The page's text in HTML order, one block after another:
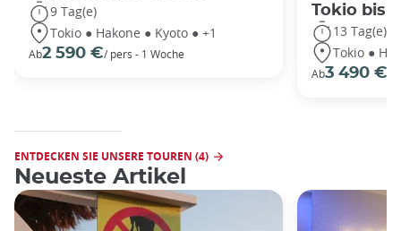
9 Tag(e)
Tokio ● Hakone ● Kyoto ● +1
Ab2 590 €/ pers - 1 Woche
Tokio bis
13 Tag(e)
Tokio ●
Ab3 490 €
ENTDECKEN SIE UNSERE TOUREN (4)
Neueste Artikel